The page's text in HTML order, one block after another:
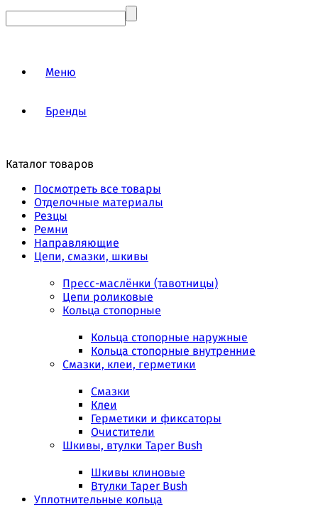
Меню
Бренды
Каталог товаров
Посмотреть все товары
Отделочные материалы
Резцы
Ремни
Направляющие
Цепи, смазки, шкивы
Пресс-маслёнки (тавотницы)
Цепи роликовые
Кольца стопорные
Кольца стопорные наружные
Кольца стопорные внутренние
Смазки, клеи, герметики
Смазки
Клеи
Герметики и фиксаторы
Очистители
Шкивы, втулки Taper Bush
Шкивы клиновые
Втулки Taper Bush
Уплотнительные кольца